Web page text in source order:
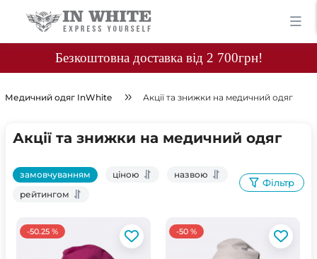
Безкоштовна доставка від 2 700грн!
Медичний одяг InWhite Акції та знижки на медичний одяг
Акції та знижки на медичний одяг
замовчуванням ціною
назвою
рейтингом
Фільтр
-50.25 % -50 %